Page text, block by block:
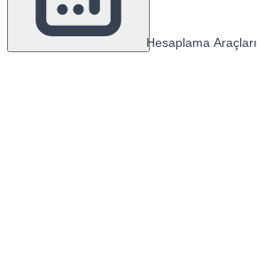
Hesaplama Araçları